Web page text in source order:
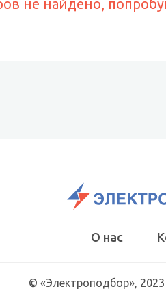
не найдено,
О нас
© «Электроподбор»,